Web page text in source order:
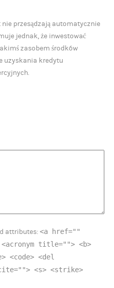
nie przesądzają automatycznie
jednak, że inwestować
zasobem środków
uzyskania kredytu
attributes:<a href=""
title=""> <b>
<code> <del
<s> <strike>